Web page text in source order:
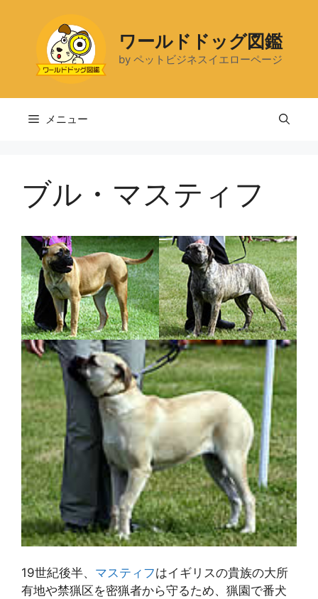
へ
ワールドドッグ図鑑
by ペットビジネスイエローページ
メニュー
ブル・マスティフ
19世紀後半、 マスティフはイギリスの貴族の大所
有地や禁猟区を密猟者から守るため、猟園で番犬